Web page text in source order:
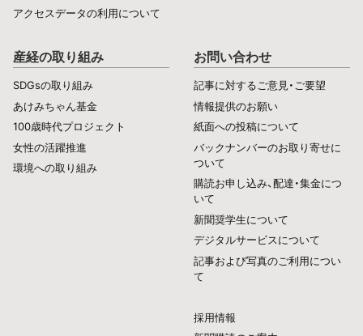
アクセスデータの利用について
産経の取り組み
SDGsの取り組み
あけみちゃん基金
100歳時代プロジェクト
女性の活躍推進
環境への取り組み
お問い合わせ
記事に対するご意見・ご要望
情報提供のお願い
紙面への投稿について
バックナンバーのお取り寄せに
ついて
購読お申し込み、配達・集金につ
いて
新聞奨学生について
デジタルサービスについて
記事および写真のご利用につい
て
採用情報